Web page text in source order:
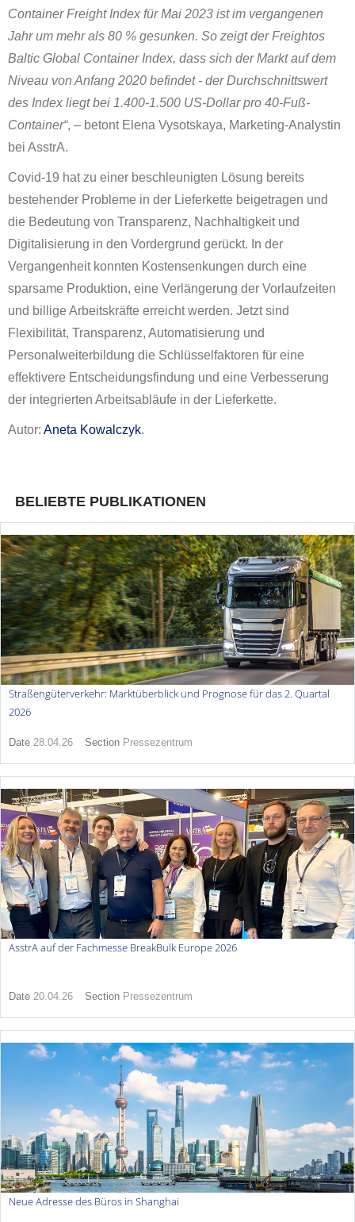
Container Freight Index für Mai 2023 ist im vergangenen
Jahr um mehr als 80 % gesunken. So zeigt der Freightos
Baltic Global Container Index, dass sich der Markt auf dem
Niveau von Anfang 2020 befindet - der Durchschnittswert
des Index liegt bei 1.400-1.500 US-Dollar pro 40-Fuß-
Container“, – betont Elena Vysotskaya, Marketing-Analystin
bei AsstrA.
Covid-19 hat zu einer beschleunigten Lösung bereits
bestehender Probleme in der Lieferkette beigetragen und
die Bedeutung von Transparenz, Nachhaltigkeit und
Digitalisierung in den Vordergrund gerückt. In der
Vergangenheit konnten Kostensenkungen durch eine
sparsame Produktion, eine Verlängerung der Vorlaufzeiten
und billige Arbeitskräfte erreicht werden. Jetzt sind
Flexibilität, Transparenz, Automatisierung und
Personalweiterbildung die Schlüsselfaktoren für eine
effektivere Entscheidungsfindung und eine Verbesserung
der integrierten Arbeitsabläufe in der Lieferkette.
Autor: Aneta Kowalczyk.
BELIEBTE PUBLIKATIONEN
Straßengüterverkehr: Marktüberblick und Prognose für das 2. Quartal
2026
Date 28.04.26 Section Pressezentrum
AsstrA auf der Fachmesse BreakBulk Europe 2026
Date 20.04.26 Section Pressezentrum
Neue Adresse des Büros in Shanghai